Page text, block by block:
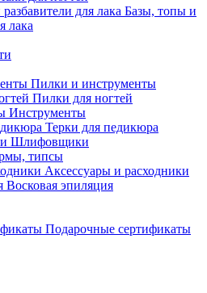
Базы, топы и
лака
Пилки и инструменты
Пилки для ногтей
Инструменты
Терки для педикюра
Шлифовщики
типсы
Аксессуары и расходники
Восковая эпиляция
Подарочные сертификаты